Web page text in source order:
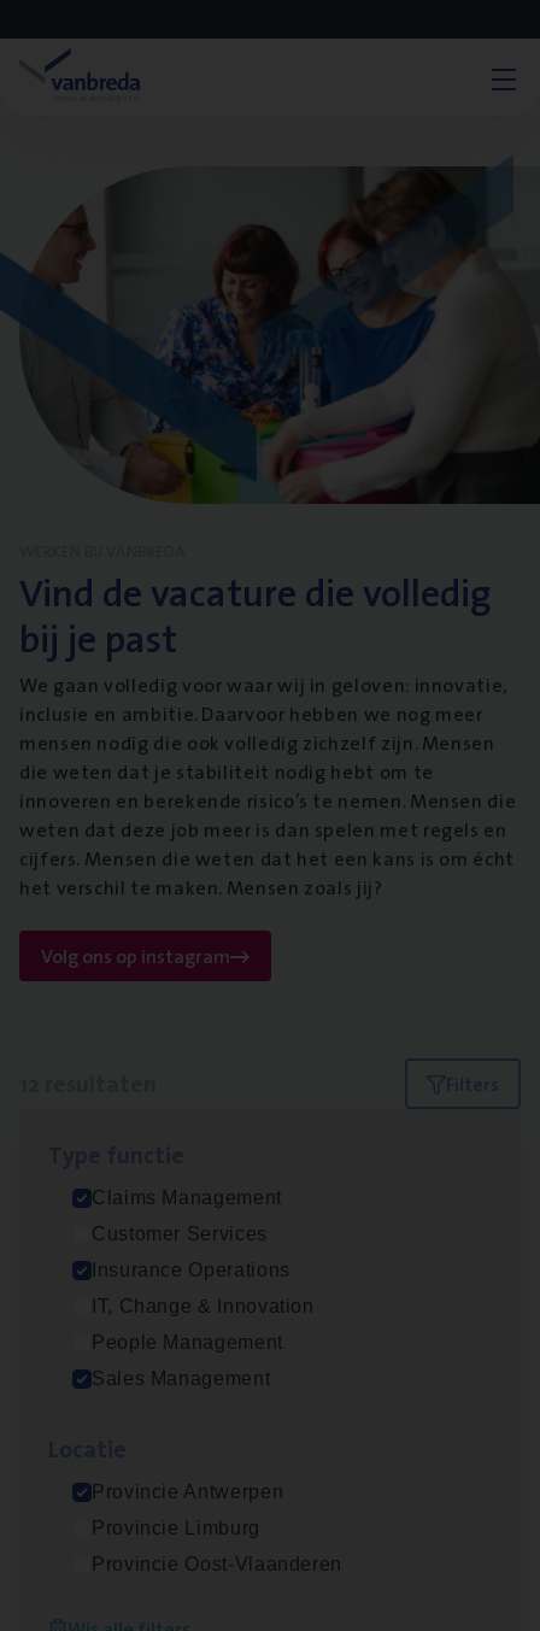
Vind de vacature die volledig
bij je past
We gaan volledig voor waar wij in geloven: innovatie,
inclusie en ambitie. Daarvoor hebben we nog meer
mensen nodig die ook volledig zichzelf zijn. Mensen
die weten dat je stabiliteit nodig hebt om te
innoveren en berekende risico’s te nemen. Mensen die
weten dat deze job meer is dan spelen met regels en
cijfers. Mensen die weten dat het een kans is om écht
het verschil te maken. Mensen zoals jij?
Volg ons op instagram
Filters
Claims Management
Customer Services
Insurance Operations
IT, Change & Innovation
People Management
Sales Management
Provincie Antwerpen
Provincie Limburg
Provincie Oost-Vlaanderen
Insu­ran­ce Bro­ker Trans­port
Sales Management
Antwerpen
Dos­sier­be­heer­der Gewaar­borgd Inkomen
Dos­sier­be­heer­der Onder­ne­min­gen Van­b­